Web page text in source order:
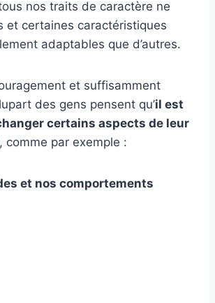
nos traits de caractère ne
et certaines caractéristiques
adaptables que d’autres.
et suffisamment
des gens pensent qu’il est
certains aspects de leur
, comme par exemple :
et nos comportements